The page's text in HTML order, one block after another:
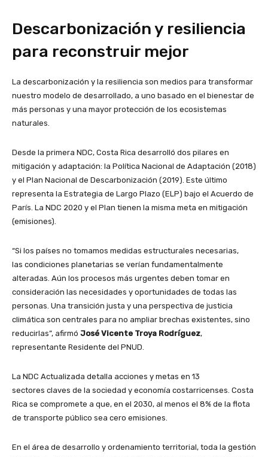
Descarbonización y resiliencia
para reconstruir mejor
La descarbonización y la resiliencia son medios para transformar
nuestro modelo de desarrollado, a uno basado en el bienestar de
más personas y una mayor protección de los ecosistemas
naturales.
Desde la primera NDC, Costa Rica desarrolló dos pilares en
mitigación y adaptación: la Política Nacional de Adaptación (2018)
y el Plan Nacional de Descarbonización (2019). Este último
representa la Estrategia de Largo Plazo (ELP) bajo el Acuerdo de
París. La NDC 2020 y el Plan tienen la misma meta en mitigación
(emisiones).
“Si los países no tomamos medidas estructurales necesarias,
las condiciones planetarias se verían fundamentalmente
alteradas. Aún los procesos más urgentes deben tomar en
consideración las necesidades y oportunidades de todas las
personas. Una transición justa y una perspectiva de justicia
climática son centrales para no ampliar brechas existentes, sino
reducirlas”, afirmó José Vicente Troya Rodríguez,
representante Residente del PNUD.
La NDC Actualizada detalla acciones y metas en 13
sectores claves de la sociedad y economía costarricenses. Costa
Rica se compromete a que, en el 2030, al menos el 8% de la flota
de transporte público sea cero emisiones.
En el área de desarrollo y ordenamiento territorial, toda la gestión